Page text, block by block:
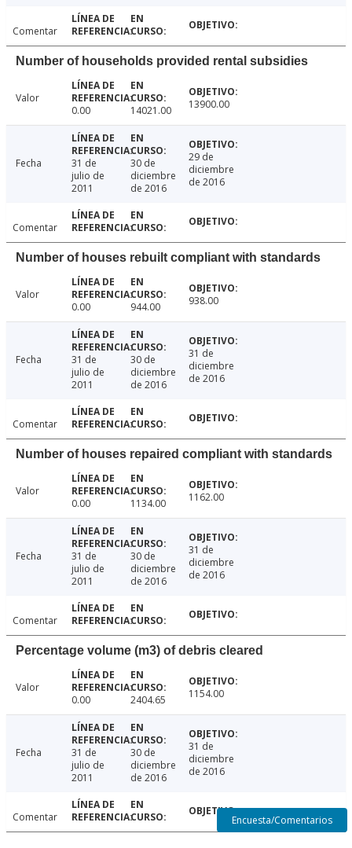
Comentar
Number of households provided rental subsidies
Valor
0.00
14021.00 13900.00
Fecha
31 de
julio de
2011
30 de
diciembre
de 2016
29 de
diciembre
de 2016
Comentar
Number of houses rebuilt compliant with standards
Valor
0.00
944.00 938.00
Fecha
31 de
julio de
2011
30 de
diciembre
de 2016
31 de
diciembre
de 2016
Comentar
Number of houses repaired compliant with standards
Valor
0.00
1134.00 1162.00
Fecha
31 de
julio de
2011
30 de
diciembre
de 2016
31 de
diciembre
de 2016
Comentar
Percentage volume (m3) of debris cleared
Valor
0.00
2404.65 1154.00
Fecha
31 de
julio de
2011
30 de
diciembre
de 2016
31 de
diciembre
de 2016
Comentar Encuesta/Comentarios